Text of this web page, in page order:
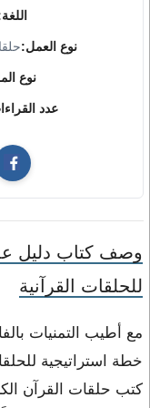
نوع العمل:
نوع
عدد
وصف كتاب دليل
للحلقات القرآنية
مع أطيب التمنيات
خطة استراتيجية
كتب حلقات القرآن